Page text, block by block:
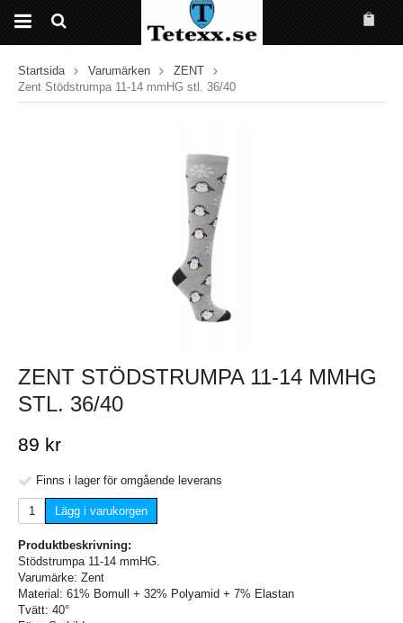
Startsida Varumärken
ZENT
Zent Stödstrumpa 11-14 mmHG stl. 36/40
ZENT STÖDSTRUMPA 11-14 MMHG
STL. 36/40
89 kr
Finns i lager för omgående leverans
Lägg i varukorgen
Produktbeskrivning:
Stödstrumpa 11-14 mmHG.
Varumärke: Zent
Material: 61% Bomull + 32% Polyamid + 7% Elastan
Tvätt: 40°